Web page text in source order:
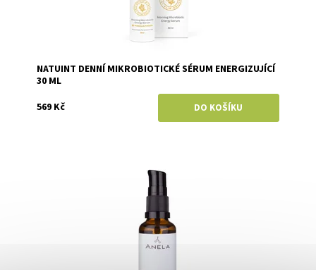
NATUINT DENNÍ MIKROBIOTICKÉ SÉRUM ENERGIZUJÍCÍ
30 ML
569 Kč